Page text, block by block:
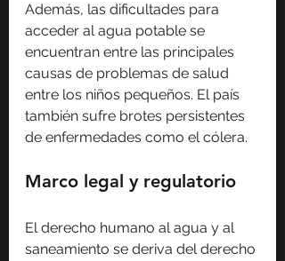
Además, las dificultades para
acceder al agua potable se
encuentran entre las principales
causas de problemas de salud
entre los niños pequeños. El país
también sufre brotes persistentes
de enfermedades como el cólera.
Marco legal y regulatorio
El derecho humano al agua y al
saneamiento se deriva del derecho